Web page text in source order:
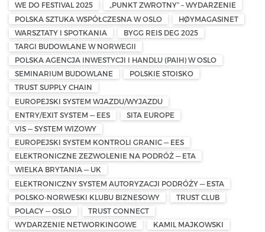
WE DO FESTIVAL 2025
„PUNKT ZWROTNY” – WYDARZENIE
POLSKA SZTUKA WSPÓŁCZESNA W OSLO
HØYMAGASINET
WARSZTATY I SPOTKANIA
BYGG REIS DEG 2025
TARGI BUDOWLANE W NORWEGII
POLSKA AGENCJA INWESTYCJI I HANDLU (PAIH) W OSLO
SEMINARIUM BUDOWLANE
POLSKIE STOISKO
TRUST SUPPLY CHAIN
EUROPEJSKI SYSTEM WJAZDU/WYJAZDU
ENTRY/EXIT SYSTEM — EES
SITA EUROPE
VIS — SYSTEM WIZOWY
EUROPEJSKI SYSTEM KONTROLI GRANIC — EES
ELEKTRONICZNE ZEZWOLENIE NA PODRÓŻ — ETA
WIELKA BRYTANIA — UK
ELEKTRONICZNY SYSTEM AUTORYZACJI PODRÓŻY — ESTA
POLSKO-NORWESKI KLUBU BIZNESOWY
TRUST CLUB
POLACY — OSLO
TRUST CONNECT
WYDARZENIE NETWORKINGOWE
KAMIL MAJKOWSKI